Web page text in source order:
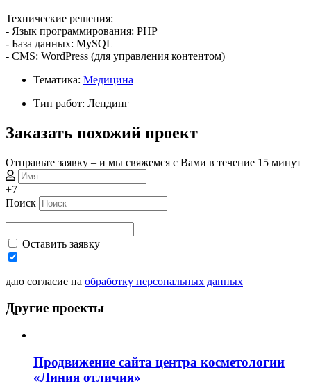
Технические решения:
- Язык программирования: PHP
- База данных: MySQL
- CMS: WordPress (для управления контентом)
Тематика: Медицина
Тип работ: Лендинг
Заказать похожий проект
Отправьте заявку – и мы свяжемся с Вами в течение 15 минут
+7
Поиск
Оставить заявку
даю согласие на обработку персональных данных
Другие проекты
Продвижение сайта центра косметологии
«Линия отличия»